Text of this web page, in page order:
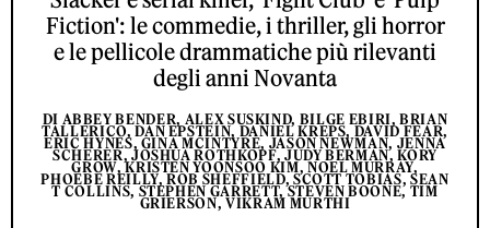
Fiction': le commedie, i thriller, gli horror
e le pellicole drammatiche più rilevanti
degli anni Novanta
DI ABBEY BENDER, ALEX SUSKIND, BILGE EBIRI, BRIAN
TALLERICO, DAN EPSTEIN, DANIEL KREPS, DAVID FEAR,
ERIC HYNES, GINA MCINTYRE, JASON NEWMAN, JENNA
SCHERER, JOSHUA ROTHKOPF, JUDY BERMAN, KORY
GROW, KRISTEN YOONSOO KIM, NOEL MURRAY,
PHOEBE REILLY, ROB SHEFFIELD, SCOTT TOBIAS, SEAN
T COLLINS, STEPHEN GARRETT, STEVEN BOONE, TIM
GRIERSON, VIKRAM MURTHI